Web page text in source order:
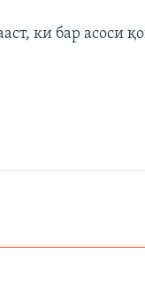
ки бар асоси